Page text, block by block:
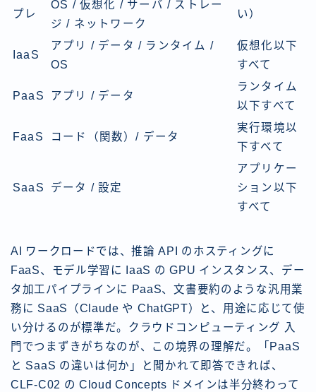
プレ
OS / 仮想化 / サーバ / ストレー
ジ / ネットワーク
い）
IaaS
アプリ / データ / ランタイム /
OS
仮想化以下
すべて
PaaS アプリ / データ
ランタイム
以下すべて
FaaS コード（関数）/ データ
実行環境以
下すべて
SaaS データ / 設定
アプリケー
ション以下
すべて
AI ワークロードでは、推論 API のホスティングに
FaaS、モデル学習に IaaS の GPU インスタンス、デー
タ加工パイプラインに PaaS、文書要約のような汎用業
務に SaaS（Claude や ChatGPT）と、用途に応じて使
い分けるのが標準だ。クラウドコンピューティング 入
門でつまずきがちなのが、この境界の理解だ。「PaaS
と SaaS の違いは何か」と聞かれて即答できれば、
CLF-C02 の Cloud Concepts ドメインは半分終わって